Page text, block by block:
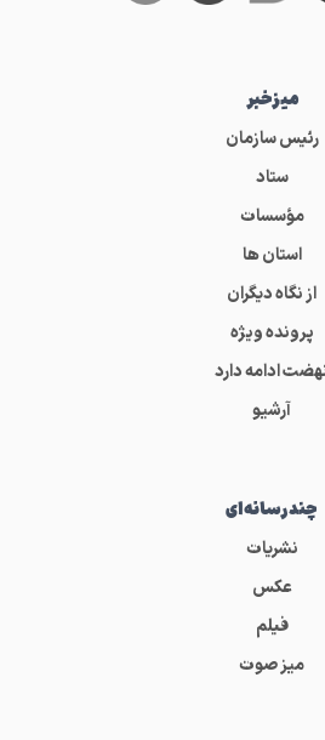
میز‌خبر
رئیس سازمان
ستاد
مؤسسات
استان ها
از نگاه دیگران
پرونده ویژه
ادامه دارد
آرشیو
چندرسانه‌ای
نشریات
عکس
فیلم
میز صوت